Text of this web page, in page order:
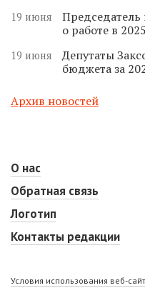
19 июня
Председатель
о работе в
19 июня
Депутаты
бюджета за
Архив новостей
О нас
Обратная связь
Логотип
Контакты редакции
Условия использования веб-